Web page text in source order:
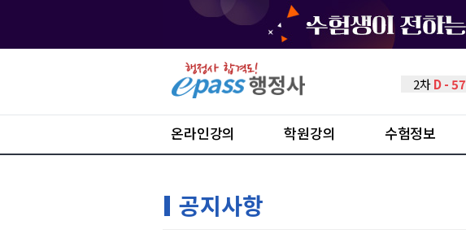
2차D - 57
온라인강의 학원강의 수험정보
공지사항